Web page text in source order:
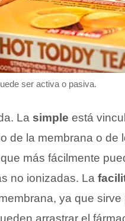
ser activa o pasiva.
La simple está
de la membrana o de
más fácilmente
no ionizadas. La
ya que sirve
arrastrar el